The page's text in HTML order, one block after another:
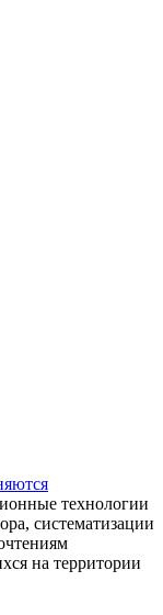
технологии
систематизации
на территории